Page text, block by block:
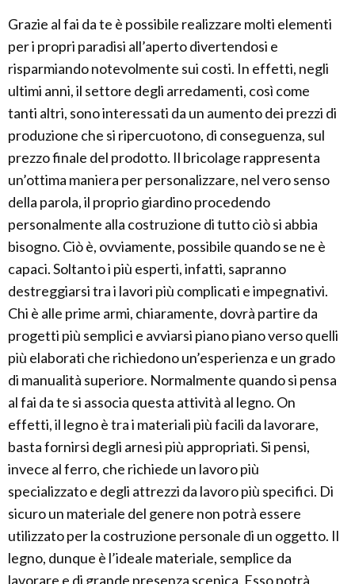
Grazie al fai da te è possibile realizzare molti elementi
per i propri paradisi all’aperto divertendosi e
risparmiando notevolmente sui costi. In effetti, negli
ultimi anni, il settore degli arredamenti, così come
tanti altri, sono interessati da un aumento dei prezzi di
produzione che si ripercuotono, di conseguenza, sul
prezzo finale del prodotto. Il bricolage rappresenta
un’ottima maniera per personalizzare, nel vero senso
della parola, il proprio giardino procedendo
personalmente alla costruzione di tutto ciò si abbia
bisogno. Ciò è, ovviamente, possibile quando se ne è
capaci. Soltanto i più esperti, infatti, sapranno
destreggiarsi tra i lavori più complicati e impegnativi.
Chi è alle prime armi, chiaramente, dovrà partire da
progetti più semplici e avviarsi piano piano verso quelli
più elaborati che richiedono un’esperienza e un grado
di manualità superiore. Normalmente quando si pensa
al fai da te si associa questa attività al legno. On
effetti, il legno è tra i materiali più facili da lavorare,
basta fornirsi degli arnesi più appropriati. Si pensi,
invece al ferro, che richiede un lavoro più
specializzato e degli attrezzi da lavoro più specifici. Di
sicuro un materiale del genere non potrà essere
utilizzato per la costruzione personale di un oggetto. Il
legno, dunque è l’ideale materiale, semplice da
lavorare e di grande presenza scenica. Esso potrà